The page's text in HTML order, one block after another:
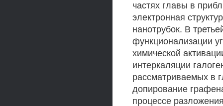
частях главы в
электронная
нанотрубок. В
функционализации
химической
интеркаляции
рассматриваемых в
допирование
процессе